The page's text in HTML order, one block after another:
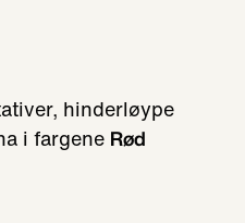
hinderløype
i fargene Rød